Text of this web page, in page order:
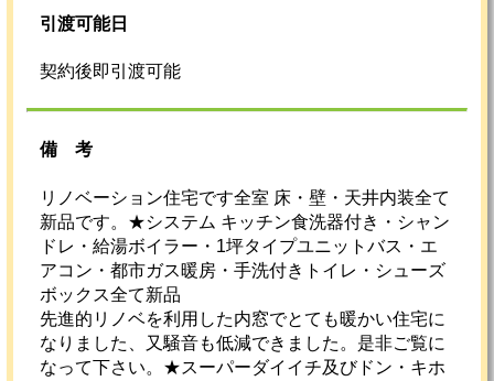
引渡可能日
契約後即引渡可能
備考
リノベーション住宅です全室 床・壁・天井内装全て
新品です。★システム キッチン食洗器付き・シャン
ドレ・給湯ボイラー・1坪タイプユニットバス・エ
アコン・都市ガス暖房・手洗付きトイレ・シューズ
ボックス全て新品
先進的リノベを利用した内窓でとても暖かい住宅に
なりました、又騒音も低減できました。是非ご覧に
なって下さい。★スーパーダイイチ及びドン・キホ